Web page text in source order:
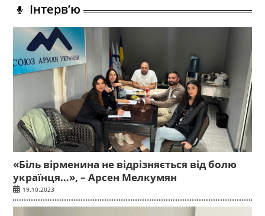
Інтерв’ю
«Біль вірменина не відрізняється від болю
українця…», – Арсен Мелкумян
19.10.2023